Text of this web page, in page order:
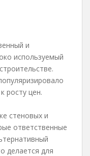
и
используемый
росту цен.
стеновых и
ответственные
делается для